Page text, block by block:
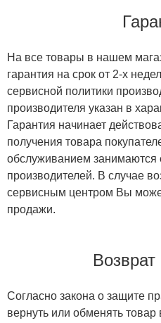
На все товары в нашем
гарантия на срок от 2-х
сервисной политики
производителя указан в
Гарантия начинает
получения товара
обслуживанием занимаются
производителей. В случае
сервисным центром Вы
продажи.
Согласно закона о защите
вернуть или обменять